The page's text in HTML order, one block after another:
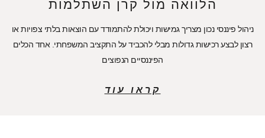
הלוואה מול קרן השתלמות
ניהול פיננסי נכון מצריך גמישות ויכולת להתמודד עם הוצאות בלתי צפויות או
רצון לבצע רכישות גדולות מבלי להכביד על התקציב המשפחתי. אחד הכלים
הפיננסיים הנפוצים
קראו עוד